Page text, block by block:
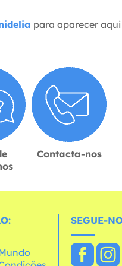
para aparecer aqui
Contacta-nos
SEGUE-